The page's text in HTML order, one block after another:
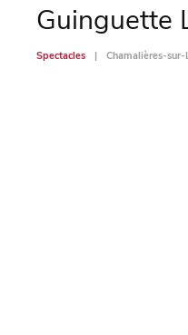
Guinguette
Spectacles Chamalières-sur-